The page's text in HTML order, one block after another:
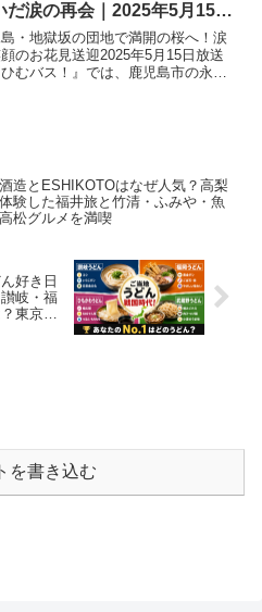
だ涙の再会｜2025年5月15日
島・地獄坂の団地で満開の桜へ！涙
のお花見送迎2025年5月15日放送
むバス！』では、鹿児島市の永吉
造とESHIKOTOはなぜ人気？高梨
験した福井旅と竹清・ふみや・魚
松グルメを満喫
好き日
岐・福
東京で
を書き込む